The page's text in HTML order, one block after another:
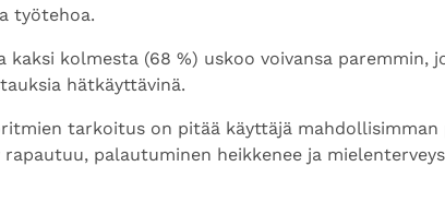
työtehoa.
kolmesta (68 %) uskoo voivansa paremmin,
hätkäyttävinä.
tarkoitus on pitää käyttäjä mahdollisimman
palautuminen heikkenee ja